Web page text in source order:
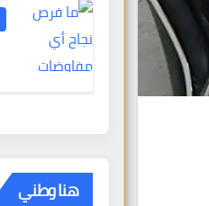
هنا وطني